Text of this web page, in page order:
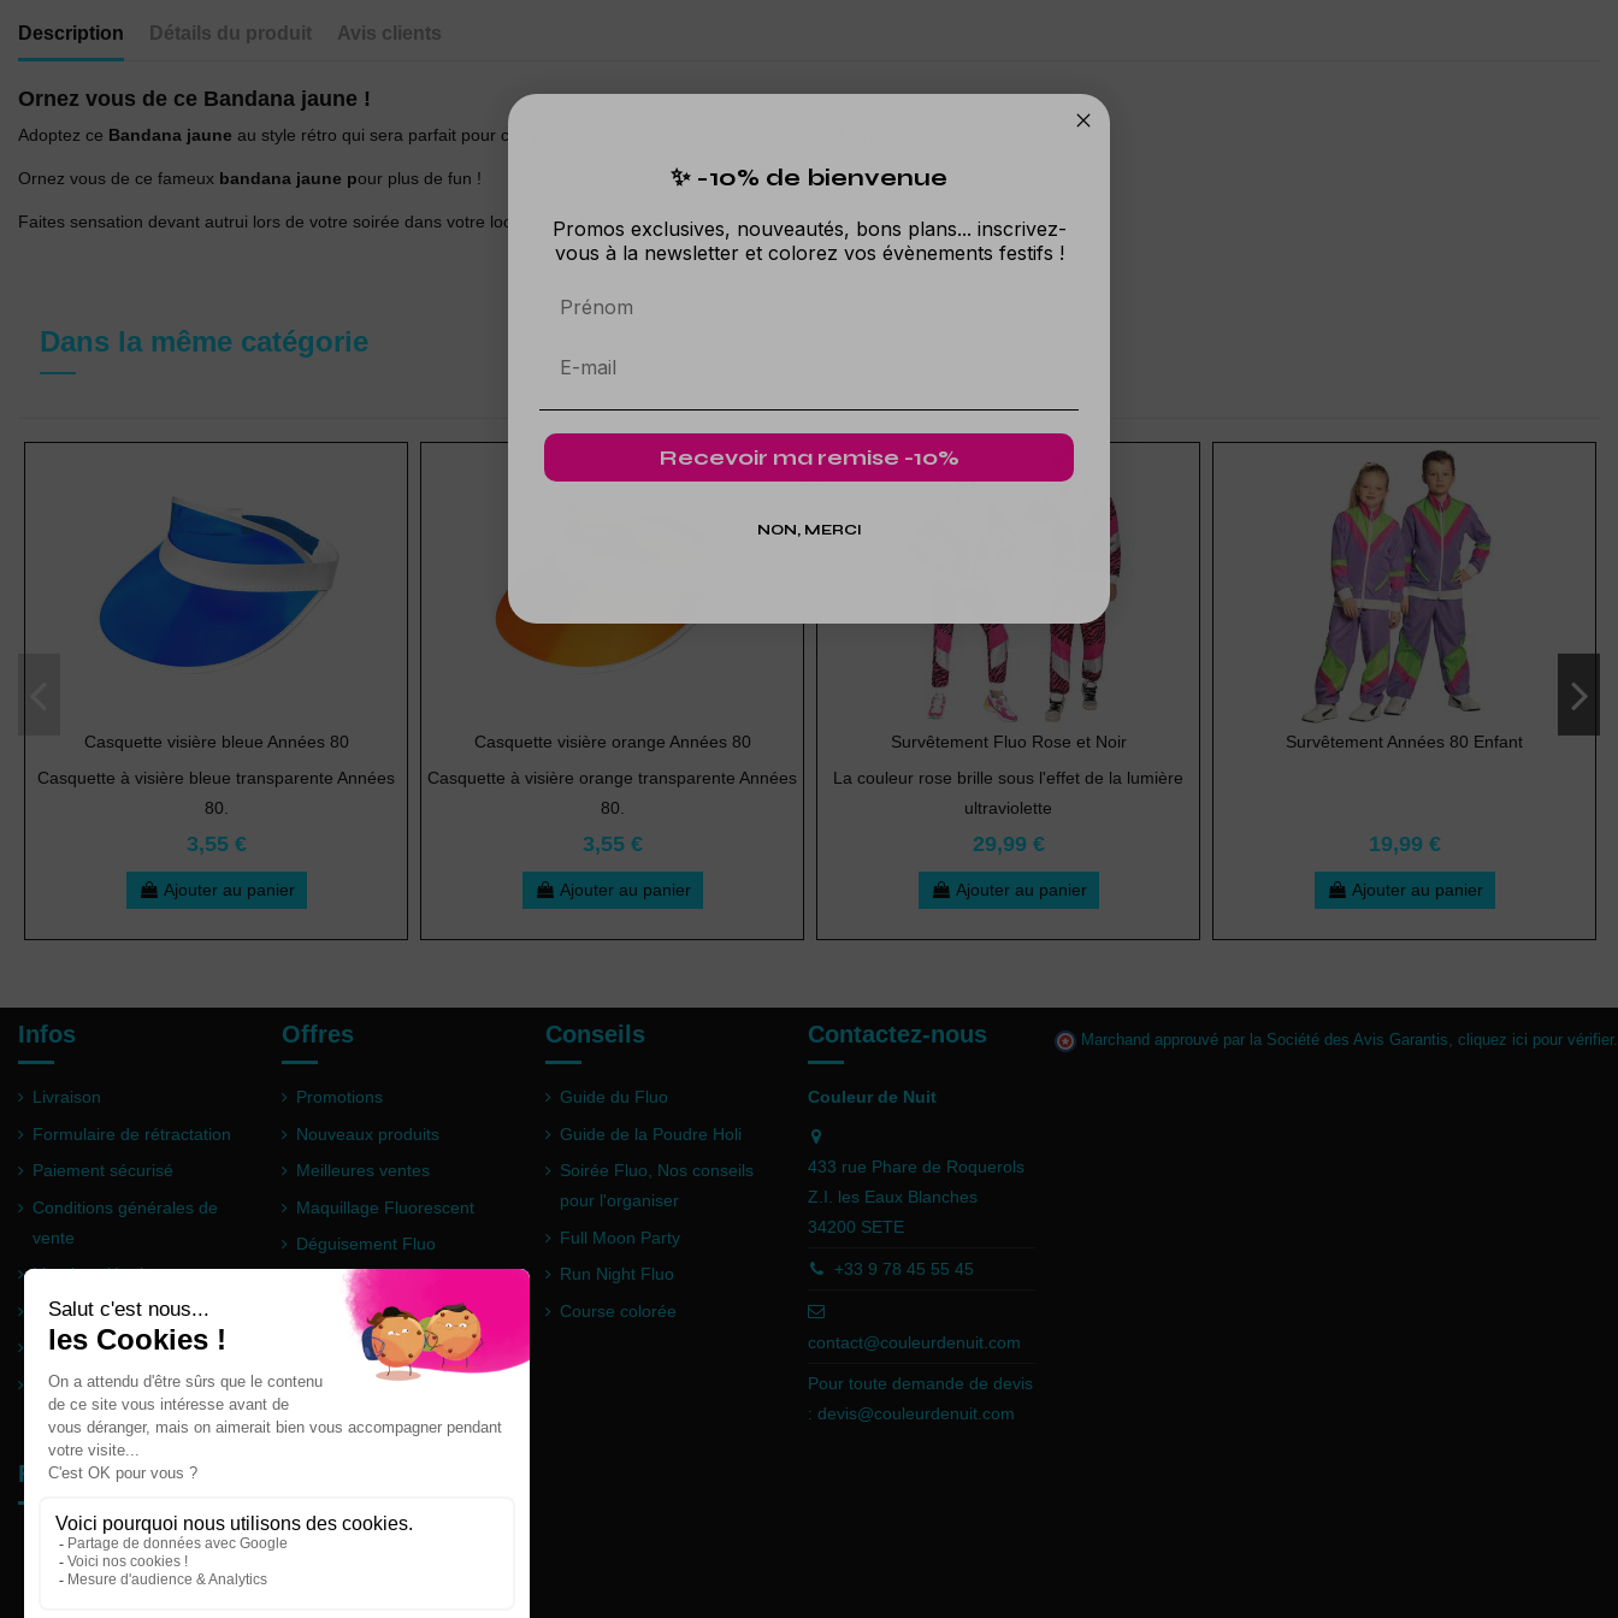
Description Détails du produit Avis clients
Ornez vous de ce Bandana jaune !
Adoptez ce Bandana jaune au style rétro qui sera parfait pour compléter la tenue de vos soirées années 60, années 90 ou Rock.
Ornez vous de ce fameux bandana jaune pour plus de fun !
Faites sensation devant autrui lors de votre soirée dans votre look chic et fluorescent !
Dans la même catégorie
Casquette visière bleue Années 80
Casquette à visière bleue transparente Années
80.
3,55 €
Ajouter au panier
Casquette visière orange Années 80
Casquette à visière orange transparente Années
80.
3,55 €
Ajouter au panier
Survêtement Fluo Rose et Noir
La couleur rose brille sous l'effet de la lumière
ultraviolette
29,99 €
Ajouter au panier
Survêtement Années 80 Enfant
19,99 €
Ajouter au panier
Infos
Livraison
Formulaire de rétractation
Paiement sécurisé
Conditions générales de
vente
Mentions légales
Questions fréquentes
Partenaires
Plan du site
Offres
Promotions
Nouveaux produits
Meilleures ventes
Maquillage Fluorescent
Déguisement Fluo
Poudre Holi
Conseils
Guide du Fluo
Guide de la Poudre Holi
Soirée Fluo, Nos conseils
pour l'organiser
Full Moon Party
Run Night Fluo
Course colorée
Contactez-nous
Couleur de Nuit
433 rue Phare de Roquerols
Z.I. les Eaux Blanches
34200 SETE
+33 9 78 45 55 45
contact@couleurdenuit.com
Pour toute demande de devis
:devis@couleurdenuit.com
Marchand approuvé par la Société des Avis Garantis, cliquez ici pour vérifier.
Follow us
✨ -10% de bienvenue
Promos exclusives, nouveautés, bons plans... inscrivez-
vous à la newsletter et colorez vos évènements festifs !
Prénom
Recevoir ma remise -10%
NON, MERCI